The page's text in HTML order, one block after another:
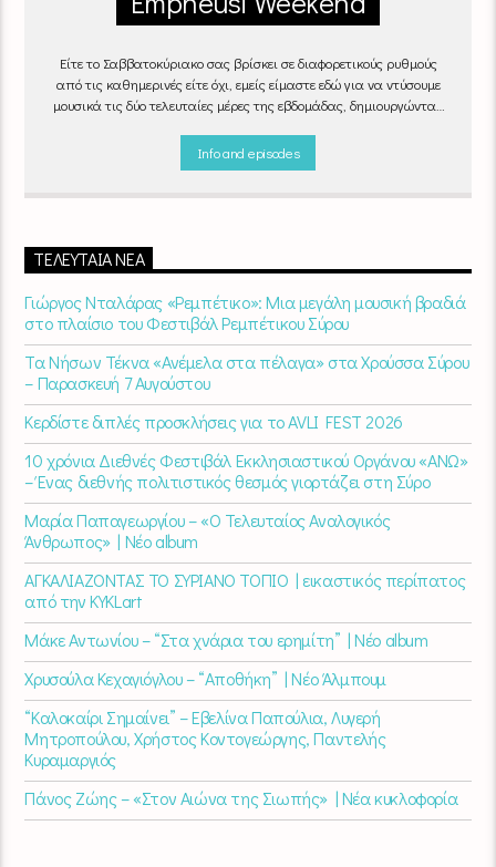
Είτε το Σαββατοκύριακο σας βρίσκει σε διαφορετικούς ρυθμούς
από τις καθημερινές είτε όχι, εμείς είμαστε εδώ για να ντύσουμε
μουσικά τις δύο τελευταίες μέρες της εβδομάδας, δημιουργώντας
Info and episodes
ΤΕΛΕΥΤΑΊΑ ΝΈΑ
Γιώργος Νταλάρας «Ρεμπέτικο»: Μια μεγάλη μουσική βραδιά
στο πλαίσιο του Φεστιβάλ Ρεμπέτικου Σύρου
Τα Νήσων Τέκνα «Ανέμελα στα πέλαγα» στα Χρούσσα Σύρου
– Παρασκευή 7 Αυγούστου
Κερδίστε διπλές προσκλήσεις για το AVLI FEST 2026
10 χρόνια Διεθνές Φεστιβάλ Εκκλησιαστικού Οργάνου «ΑΝΩ»
– Ένας διεθνής πολιτιστικός θεσμός γιορτάζει στη Σύρο​
Μαρία Παπαγεωργίου – «Ο Τελευταίος Αναλογικός
Άνθρωπος» | Νέο album
ΑΓΚΑΛΙΑΖΟΝΤΑΣ ΤΟ ΣΥΡΙΑΝΟ ΤΟΠΙΟ | εικαστικός περίπατος
από την KYKLart
Μάκε Αντωνίου – “Στα χνάρια του ερημίτη” | Νέο album
Χρυσούλα Κεχαγιόγλου – “Αποθήκη” | Νέο Άλμπουμ
“Καλοκαίρι Σημαίνει” – Εβελίνα Παπούλια, Λυγερή
Μητροπούλου, Χρήστος Κοντογεώργης, Παντελής
Κυραμαργιός
Πάνος Ζώης – «Στον Αιώνα της Σιωπής» | Νέα κυκλοφορία